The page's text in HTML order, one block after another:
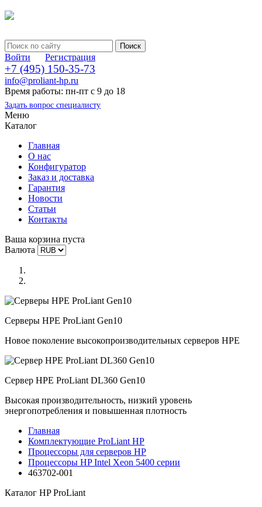
Войти Регистрация
+7 (495) 150-35-73
info@proliant-hp.ru
Время работы: пн-пт с 9 до 18
Задать вопрос специалисту
Меню
Каталог
Главная
О нас
Конфигуратор
Заказ и доставка
Гарантия
Новости
Статьи
Контакты
Ваша корзина пуста
Валюта
Серверы HPE ProLiant Gen10
Новое поколение высокопроизводительных серверов HPE
Сервер HPE ProLiant DL360 Gen10
Высокая производительность, низкий уровень
энергопотребления и повышенная плотность
Главная
Комплектующие ProLiant HP
Процессоры для серверов HP
Процессоры HP Intel Xeon 5400 серии
463702-001
Каталог HP ProLiant